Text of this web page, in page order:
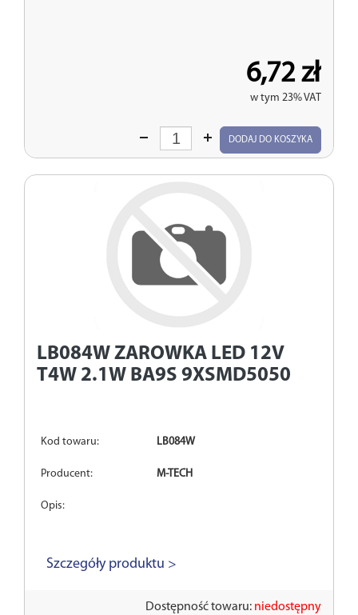
6,72 zł
w tym 23% VAT
Wprowadź
DODAJ DO KOSZYKA
LB084W ZAROWKA LED 12V
T4W 2.1W BA9S 9XSMD5050
Kod towaru: LB084W
Producent: M-TECH
Opis:
Szczegóły produktu >
Dostępność towaru: niedostępny